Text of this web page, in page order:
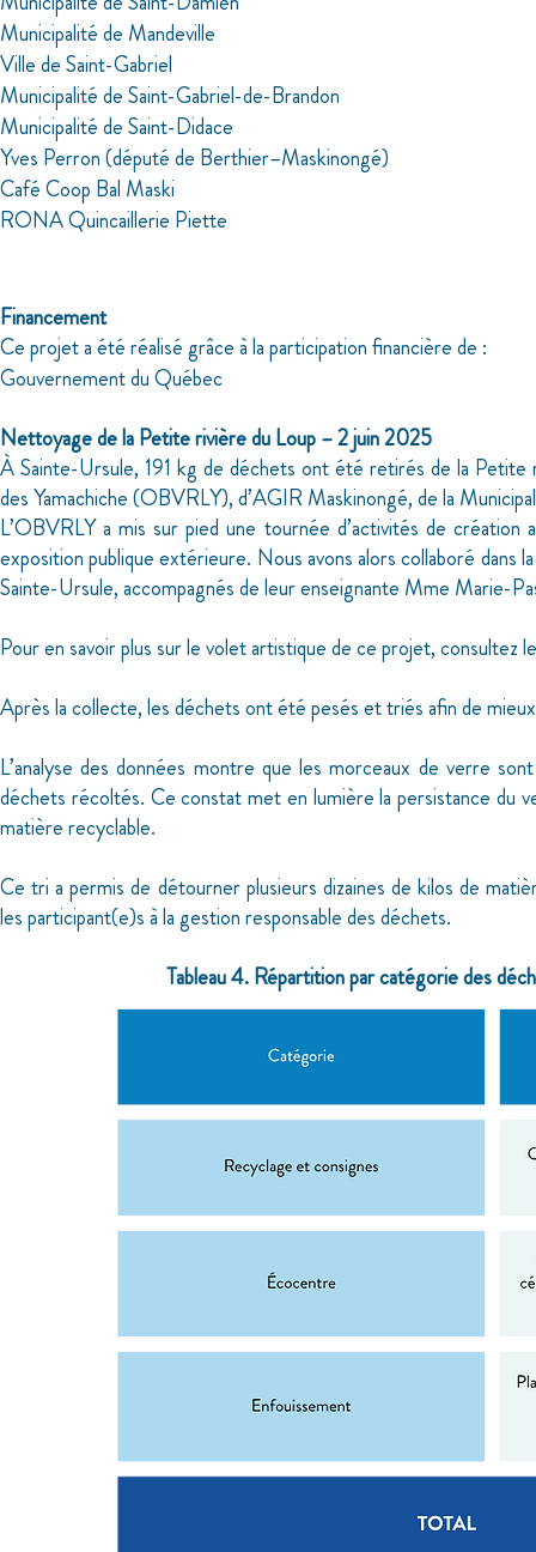
Financement
Ce projet a été réalisé grâce à la participation financière de :
­Gouvernement du Québec
Nettoyage de la Petite rivière du Loup – 2 juin 2025
À Sainte-Ursule, 191 kg de déchets ont été retirés de la
des Yamachiche (OBVRLY), d’AGIR Maskinongé, de la
L’OBVRLY a mis sur pied une tournée d’activités de création
exposition publique extérieure. Nous avons alors collaboré dans
Sainte-Ursule, accompagnés de leur enseignante Mme Marie-
Pour en savoir plus sur le volet artistique de ce projet, consultez
Après la collecte, les déchets ont été pesés et triés afin de
L’analyse des données montre que les morceaux de verre
déchets récoltés. Ce constat met en lumière la persistance du
matière recyclable.
Ce tri a permis de détourner plusieurs dizaines de kilos de
les participant(e)s à la gestion responsable des déchets.
Tableau 4. Répartition par catégorie des
Municipalité de Mandeville
Ville de Saint-Gabriel
Municipalité de Saint-Gabriel-de-Brandon
Municipalité de Saint-Didace
Yves Perron (député de Berthier–Maskinongé)
Café Coop Bal Maski
RONA Quincaillerie Piette